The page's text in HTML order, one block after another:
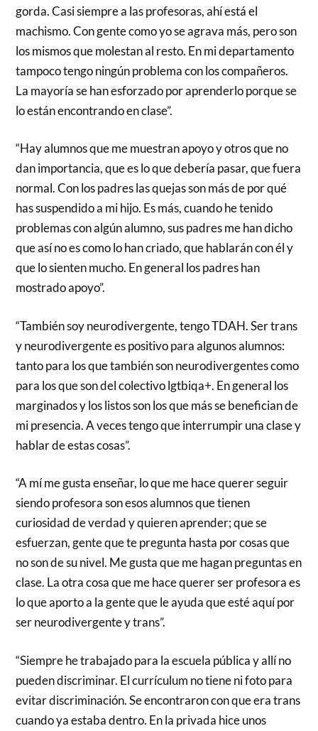
gorda. Casi siempre a las profesoras, ahí está el
machismo. Con gente como yo se agrava más, pero son
los mismos que molestan al resto. En mi departamento
tampoco tengo ningún problema con los compañeros.
La mayoría se han esforzado por aprenderlo porque se
lo están encontrando en clase”.
“Hay alumnos que me muestran apoyo y otros que no
dan importancia, que es lo que debería pasar, que fuera
normal. Con los padres las quejas son más de por qué
has suspendido a mi hijo. Es más, cuando he tenido
problemas con algún alumno, sus padres me han dicho
que así no es como lo han criado, que hablarán con él y
que lo sienten mucho. En general los padres han
mostrado apoyo”.
“También soy neurodivergente, tengo TDAH. Ser trans
y neurodivergente es positivo para algunos alumnos:
tanto para los que también son neurodivergentes como
para los que son del colectivo lgtbiqa+. En general los
marginados y los listos son los que más se benefician de
mi presencia. A veces tengo que interrumpir una clase y
hablar de estas cosas”.
“A mí me gusta enseñar, lo que me hace querer seguir
siendo profesora son esos alumnos que tienen
curiosidad de verdad y quieren aprender; que se
esfuerzan, gente que te pregunta hasta por cosas que
no son de su nivel. Me gusta que me hagan preguntas en
clase. La otra cosa que me hace querer ser profesora es
lo que aporto a la gente que le ayuda que esté aquí por
ser neurodivergente y trans”.
“Siempre he trabajado para la escuela pública y allí no
pueden discriminar. El currículum no tiene ni foto para
evitar discriminación. Se encontraron con que era trans
cuando ya estaba dentro. En la privada hice unos